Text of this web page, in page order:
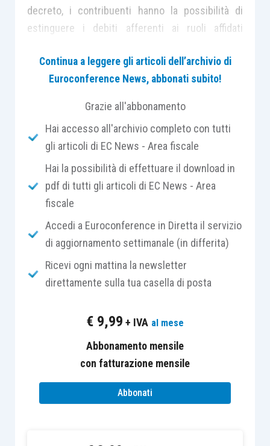
decreto, i contribuenti hanno la possibilità di
estinguere i debiti afferenti ai ruoli affidati
senza corrispondere le sanzioni e gli interessi
di mora, nonché le sanzioni e le somme
A tal fine, il contribuente deve presentare
apposita istanza entro il 30.04.2019
modalità e mediante la modulistica aggiornata
predisposta dall’Agente della riscossione,
scegliendo se effettuare il
in unica soluzione entro il 31 luglio
o in massimo dieci rate consecutive e di
pari importo e per un massimo di 5 anni
semestrali che scadono il 31 luglio e il 30
novembre di ciascun anno);
relativi a detti carichi.
Continua a leggere gli articoli dell’archivio di
Euroconference News, abbonati subito!
Grazie all'abbonamento
Hai accesso all'archivio completo con tutti
gli articoli di EC News - Area fiscale
Hai la possibilità di effettuare il download in
pdf di tutti gli articoli di EC News - Area
fiscale
Accedi a Euroconference in Diretta il servizio
di aggiornamento settimanale (in differita)
Ricevi ogni mattina la newsletter
direttamente sulla tua casella di posta
€ 9,99 + IVA al mese
Abbonamento mensile
con fatturazione mensile
Abbonati